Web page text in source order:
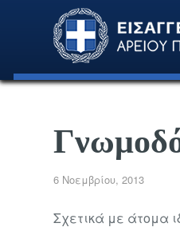
6 Νοεμβρίου, 2013
Σχετικά με άτομα